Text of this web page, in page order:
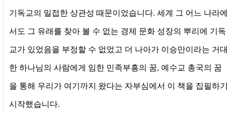
기독교의 밀접한 상관성 때문이었습니다. 세계 그 어느 나라
서도 그 유래를 찾아 볼 수 없는 경제 문화 성장의 뿌리에 기독
교가 있었음을 부정할 수 없었고 더 나아가 이승만이라는 거
한 하나님의 사람에게 임한 민족부흥의 꿈, 예수교 총국의 꿈
을 통해 우리가 여기까지 왔다는 자부심에서 이 책을 집필하
시작했습니다.